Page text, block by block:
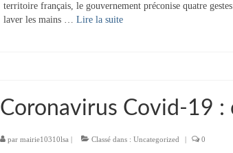
territoire français, le gouvernement préconise quatre
laver les mains …Lire la suite­­
Coronavirus Covid-19 :
parmairie10310lsa Classé dans :Uncategorized 0